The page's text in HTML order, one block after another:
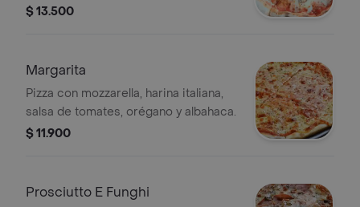
champiñones y orégano.
$ 13.500
Margarita
Pizza con mozzarella, harina italiana,
salsa de tomates, orégano y albahaca.
$ 11.900
Prosciutto E Funghi